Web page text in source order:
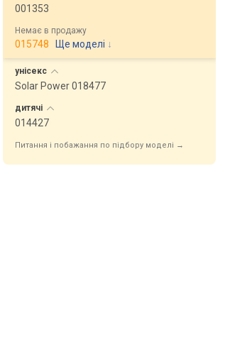
каучук, WR 100, Японія
порівняти
001353
Немає в продажу
015748 Ще моделі ↓
унісекс
Solar Power 018477
дитячі
014427
Питання і побажання по підбору моделі →